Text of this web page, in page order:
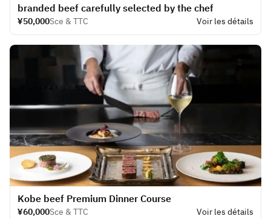
branded beef carefully selected by the chef
¥50,000Sce & TTC Voir les détails
Kobe beef Premium Dinner Course
¥60,000Sce & TTC Voir les détails